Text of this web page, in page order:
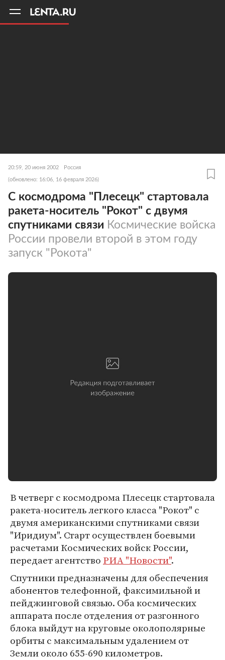
20:59, 20 июня 2002 Россия
(обновлено: 16:06, 16 февраля 2026)
С космодрома "Плесецк" стартовала
ракета-носитель "Рокот" с двумя
спутниками связи Космические войска
России провели второй в этом году
запуск "Рокота"
В четверг с космодрома Плесецк стартовала
ракета-носитель легкого класса "Рокот" с
двумя американскими спутниками связи
"Иридиум". Старт осуществлен боевыми
расчетами Космических войск России,
передает агентство РИА "Новости".
Спутники предназначены для обеспечения
абонентов телефонной, факсимильной и
пейджинговой связью. Оба космических
аппарата после отделения от разгонного
блока выйдут на круговые околополярные
орбиты с максимальным удалением от
Земли около 655-690 километров.